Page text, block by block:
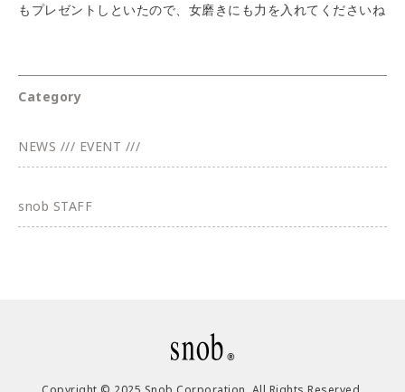
もプレゼントしといたので、女磨きにも力を入れてくださいね
Category
NEWS /// EVENT ///
snob STAFF